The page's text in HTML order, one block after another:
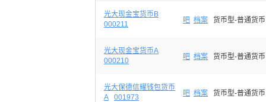
光大现金宝货币B
000211
吧 档案 货币型-普通货币
光大现金宝货币A
000210
吧 档案 货币型-普通货币
光大保德信耀钱包货币
A
001973 吧 档案 货币型-普通货币